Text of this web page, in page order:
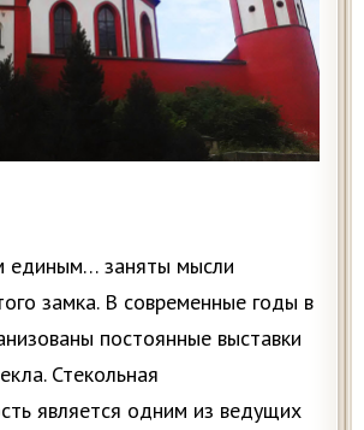
единым… заняты мысли
замка. В современные годы в
постоянные выставки
Стекольная
является одним из ведущих